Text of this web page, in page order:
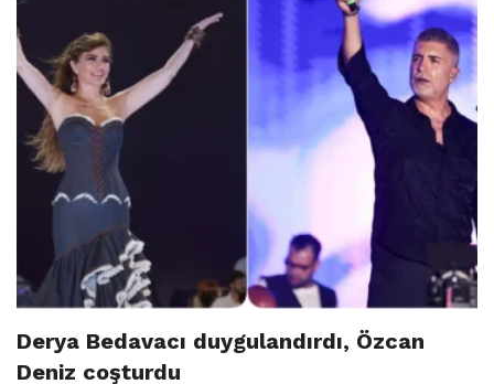
Derya Bedavacı duygulandırdı, Özcan
Deniz coşturdu